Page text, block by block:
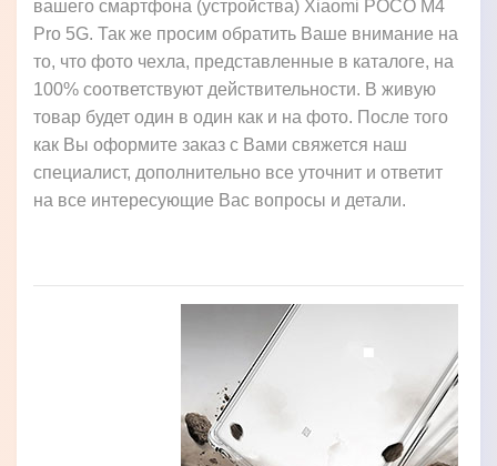
вашего смартфона (устройства) Xiaomi POCO M4
Pro 5G. Так же просим обратить Ваше внимание на
то, что фото чехла, представленные в каталоге, на
100% соответствуют действительности. В живую
товар будет один в один как и на фото. После того
как Вы оформите заказ с Вами свяжется наш
специалист, дополнительно все уточнит и ответит
на все интересующие Вас вопросы и детали.